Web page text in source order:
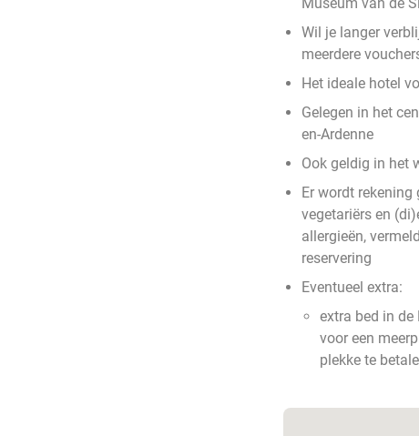
Wil je langer
meerdere
Het ideale hotel
Gelegen in het
en-Ardenne
Ook geldig in het
Er wordt rekening
vegetariërs en
allergieën,
reservering
Eventueel extra:
extra bed in de
voor een
plekke te